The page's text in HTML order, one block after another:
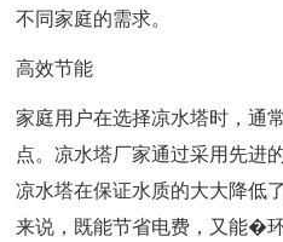
不同家庭的需求。
高效节能
家庭用户在选择凉水塔时，通
点。凉水塔厂家通过采用先进
凉水塔在保证水质的大大降低
来说，既能节省电费，又能�